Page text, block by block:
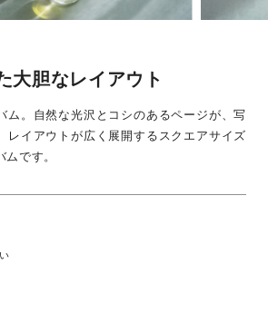
大胆なレイアウト
ム。自然な光沢とコシのあるページが、写
レイアウトが広く展開するスクエアサイズ
です。